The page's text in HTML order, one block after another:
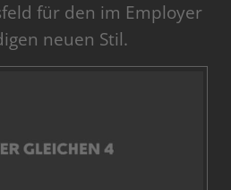
für den im Employer
neuen Stil.